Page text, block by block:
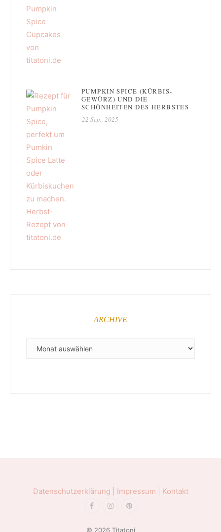
PUMPKIN SPICE (KÜRBIS-
GEWÜRZ) UND DIE
SCHÖNHEITEN DES HERBSTES
22 Sep., 2025
ARCHIVE
ARCHIVE
Datenschutzerklärung | Impressum | Kontakt
© 2026 Titatoni